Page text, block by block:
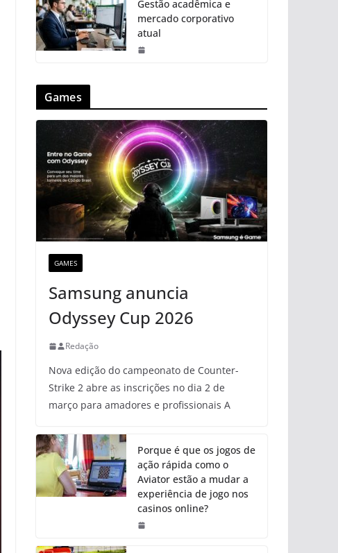
Gestão acadêmica e
mercado corporativo
atual
Games
GAMES
Samsung anuncia
Odyssey Cup 2026
Redação
Nova edição do campeonato de Counter-
Strike 2 abre as inscrições no dia 2 de
março para amadores e profissionais A
Porque é que os jogos de
ação rápida como o
Aviator estão a mudar a
experiência de jogo nos
casinos online?